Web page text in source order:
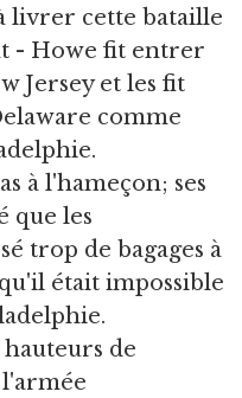
livrer cette bataille
- Howe fit entrer
Jersey et les fit
comme
à l'hameçon; ses
que les
trop de bagages à
était impossible
de